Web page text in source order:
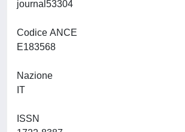
Codice ANCE
Nazione
ISSN